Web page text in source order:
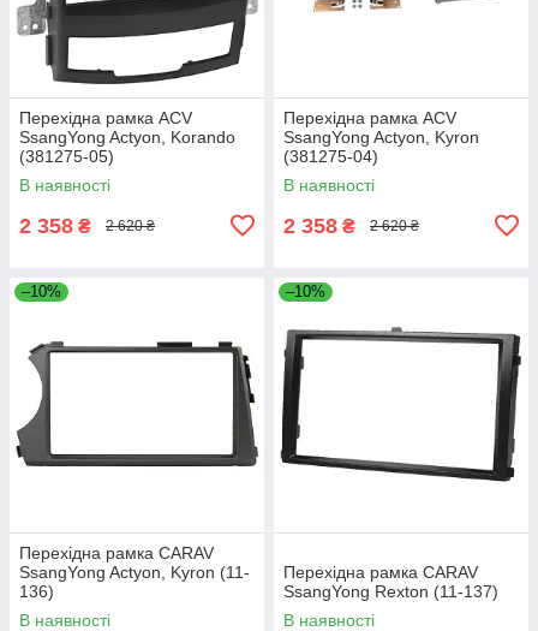
Перехідна рамка ACV
SsangYong Actyon, Korando
(381275-05)
В наявності
2 358 ₴ 2 620 ₴
Перехідна рамка ACV
SsangYong Actyon, Kyron
(381275-04)
В наявності
2 358 ₴ 2 620 ₴
–10%
Перехідна рамка CARAV
SsangYong Actyon, Kyron (11-
136)
В наявності
–10%
Перехідна рамка CARAV
SsangYong Rexton (11-137)
В наявності